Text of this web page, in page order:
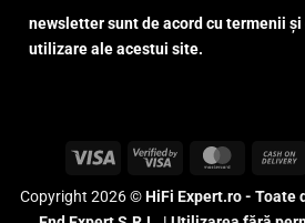
newsletter sunt de acord cu termenii
utilizare ale acestui site.
Visa
Visa
Copyright 2026 ©HiFi Expert.ro - Toate